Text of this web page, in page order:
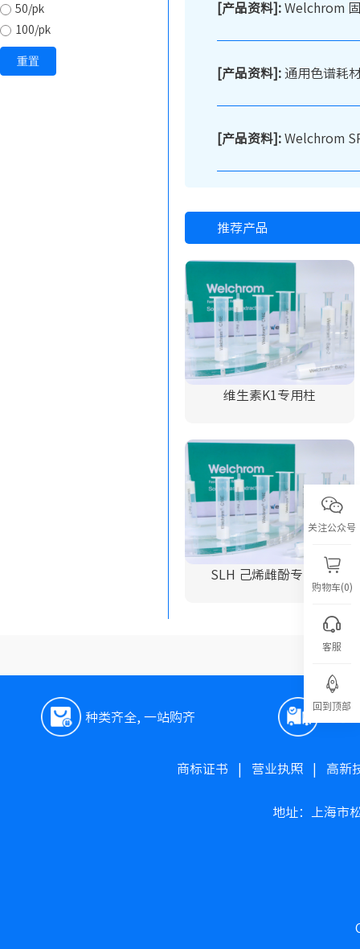
50/pk
100/pk
重置
[产品资料]: Welchrom
[产品资料]: 通用色谱耗
[产品资料]: Welchrom
推荐产品
维生素K1专用柱
SLH 己烯雌酚专用柱
种类齐全, 一站购齐
商标证书 营业执照| 高新
地址：上海市
关注公众号
购物车(0)
客服
回到顶部